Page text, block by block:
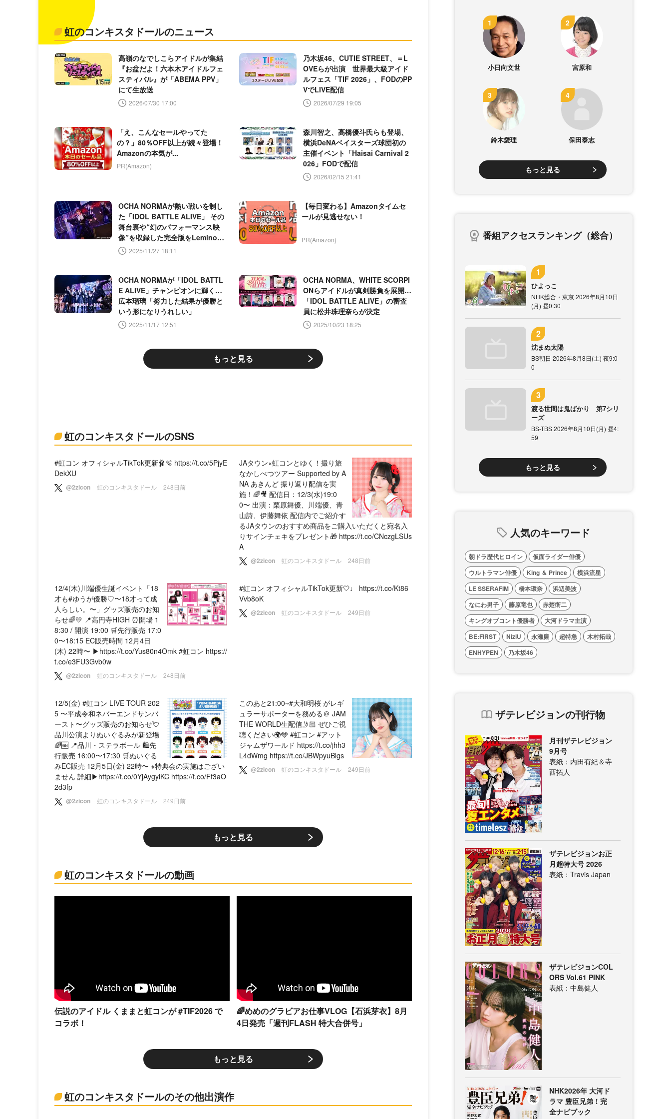
虹のコンキスタドールのニュース
高嶺のなでしこらアイドルが集結
『お盆だよ！六本木アイドルフェ
スティバル』が「ABEMA PPV」
にて生放送
2026/07/30 17:00
乃木坂46、CUTIE STREET、＝L
OVEらが出演 世界最大級アイド
ルフェス「TIF 2026」、FODのPP
VでLIVE配信
2026/07/29 19:05
「え、こんなセールやってた
の？」80％OFF以上が続々登場！
Amazonの本気が...
PR(Amazon)
森川智之、高橋優斗氏らも登場、
横浜DeNAベイスターズ球団初の
主催イベント「Haisai Carnival 2
026」FODで配信
2026/02/15 21:41
OCHA NORMAが熱い戦いを制し
た「IDOL BATTLE ALIVE」 その
舞台裏や“幻のパフォーマンス映
像”を収録した完全版をLeminoで
配信2025/11/27 18:11
【毎日変わる】Amazonタイムセ
ールが見逃せない！
PR(Amazon)
OCHA NORMAが「IDOL BATTL
E ALIVE」チャンピオンに輝く…
広本瑠璃「努力した結果が優勝と
いう形になりうれしい」
2025/11/17 12:51
OCHA NORMA、WHITE SCORPI
ONらアイドルが真剣勝負を展開…
「IDOL BATTLE ALIVE」の審査
員に松井珠理奈らが決定
2025/10/23 18:25
もっと見る
虹のコンキスタドールのSNS
#虹コン オフィシャルTikTok更新🩰🫧 https://t.co/5PjyE
DekXU
@2zicon 虹のコンキスタドール 248日前
JAタウン×虹コンとゆく！撮り旅
なかしべつツアー Supported by A
NA あきんど 振り返り配信を実
施！🌈🎥 配信日：12/3(水)19:0
0〜 出演：栗原舞優、川端優、青
山詩、伊藤舞依 配信内でご紹介す
るJAタウンのおすすめ商品をご購入いただくと宛名入
りサインチェキをプレゼント🎁 https://t.co/CNczgLSUs
A
@2zicon 虹のコンキスタドール 248日前
12/4(木)川端優生誕イベント「18
才も#ゆうが優勝♡〜18才って成
人らしい。〜」グッズ販売のお知
らせ🌈💛 📍高円寺HIGH ⏰開場 1
8:30 / 開演 19:00 🛒先行販売 17:0
0〜18:15 EC販売時間 12月4日
(木) 22時〜 ▶︎https://t.co/Yus80n4Omk #虹コン https://
t.co/e3FU3Gvb0w
@2zicon 虹のコンキスタドール 248日前
#虹コン オフィシャルTikTok更新🤍♩ https://t.co/Kt86
Vvb8oK
@2zicon 虹のコンキスタドール 249日前
12/5(金) #虹コン LIVE TOUR 202
5 〜平成令和ネバーエンドサンバ
ースト〜グッズ販売のお知らせ💘
品川公演よりぬいぐるみが新登場
🌈🆕 📍品川・ステラボール 🛍️先
行販売 16:00〜17:30 🛒ぬいぐる
みEC販売 12月5日(金) 22時〜 ※特典会の実施はござい
ません 詳細▶︎https://t.co/0YjAygyiKC https://t.co/Ff3aO
2d3fp
@2zicon 虹のコンキスタドール 249日前
このあと21:00~#大和明桜 がレギ
ュラーサポーターを務める＠ JAM
THE WORLD生配信🤳🏻 ぜひご視
聴ください🌍🩵 #虹コン #アット
ジャムザワールド https://t.co/jhh3
L4dWmg https://t.co/JBWpyuBlgs
@2zicon 虹のコンキスタドール 249日前
もっと見る
虹のコンキスタドールの動画
伝説のアイドル くままと虹コンが #TIF2026 で
コラボ！
🌈めめのグラビアお仕事VLOG【石浜芽衣】8月
4日発売「週刊FLASH 特大合併号」
もっと見る
虹のコンキスタドールのその他出演作
小日向文世 宮原和
鈴木愛理 保田泰志
もっと見る
番組アクセスランキング（総合）
ひよっこ
NHK総合・東京 2026年8月10日
(月) 昼0:30
沈まぬ太陽
BS朝日 2026年8月8日(土) 夜9:0
0
渡る世間は鬼ばかり 第7シリ
ーズ
BS-TBS 2026年8月10日(月) 昼4:
59
もっと見る
人気のキーワード
朝ドラ歴代ヒロイン
仮面ライダー俳優
ウルトラマン俳優
King ＆ Prince
横浜流星
LE SSERAFIM
橋本環奈
浜辺美波
なにわ男子
藤原竜也
赤楚衛二
キングオブコント優勝者
大河ドラマ主演
BE:FIRST
NiziU 永瀬廉 超特急
木村拓哉
ENHYPEN
乃木坂46
ザテレビジョンの刊行物
月刊ザテレビジョン
9月号
表紙：内田有紀＆寺
西拓人
ザテレビジョンお正
月超特大号 2026
表紙：Travis Japan
ザテレビジョンCOL
ORS Vol.61 PINK
表紙：中島健人
NHK2026年 大河ド
ラマ 豊臣兄弟！完
全ナビブック